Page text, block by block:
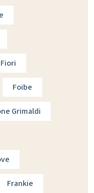
Fiori
Foibe
Grimaldi
Frankie